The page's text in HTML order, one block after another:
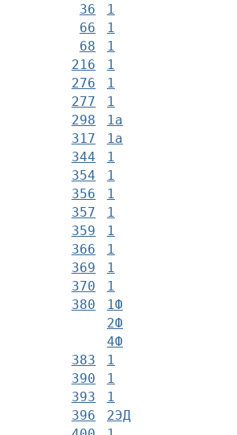
36
1
66
1
68
1
216
1
276
1
277
1
298
1а
317
1а
344
1
354
1
356
1
357
1
359
1
366
1
369
1
370
1
380
1Ф
2Ф
4Ф
383
1
390
1
393
1
396
2ЭД